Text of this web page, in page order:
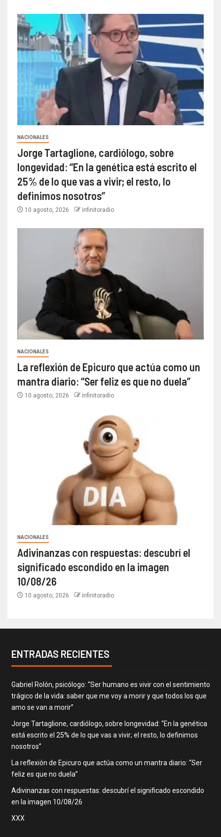
NACIONALES
Jorge Tartaglione, cardiólogo, sobre
longevidad: “En la genética está escrito el
25% de lo que vas a vivir; el resto, lo
definimos nosotros”
10 agosto, 2026 infinitoradio
NACIONALES
La reflexión de Epicuro que actúa como un
mantra diario: “Ser feliz es que no duela”
10 agosto, 2026 infinitoradio
NACIONALES
Adivinanzas con respuestas: descubrí el
significado escondido en la imagen
10/08/26
10 agosto, 2026 infinitoradio
ENTRADAS RECIENTES
Gabriel Rolón, psicólogo: “Ser humano es vivir con el sentimiento
trágico de la vida: saber que me voy a morir y que todos los que
amo se van a morir”
Jorge Tartaglione, cardiólogo, sobre longevidad: “En la genética
está escrito el 25% de lo que vas a vivir; el resto, lo definimos
nosotros”
La reflexión de Epicuro que actúa como un mantra diario: “Ser
feliz es que no duela”
Adivinanzas con respuestas: descubrí el significado escondido
en la imagen 10/08/26
XXX